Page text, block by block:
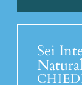
Sei